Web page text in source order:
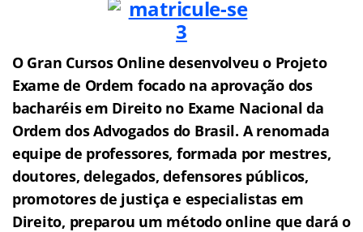
O Gran Cursos Online desenvolveu o Projeto
Exame de Ordem focado na aprovação dos
bacharéis em Direito no Exame Nacional da
Ordem dos Advogados do Brasil. A renomada
equipe de professores, formada por mestres,
doutores, delegados, defensores públicos,
promotores de justiça e especialistas em
Direito, preparou um método online que dará o